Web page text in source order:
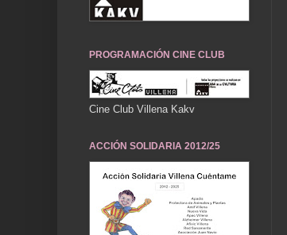
PROGRAMACIÓN CINE CLUB
Cine Club Villena Kakv
ACCIÓN SOLIDARIA 2012/25